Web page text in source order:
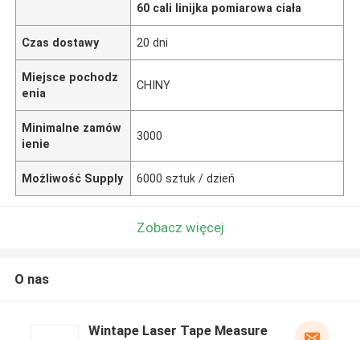
60 cali linijka pomiarowa ciała
Czas dostawy 20 dni
Miejsce pochodz
enia
CHINY
Minimalne zamów
ienie
3000
Możliwość Supply 6000 sztuk / dzień
Zobacz więcej
O nas
Wintape Laser Tape Measure